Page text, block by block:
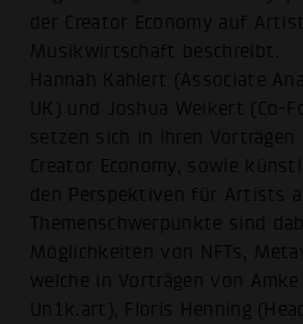
der Creator Economy auf
Musikwirtschaft beschreibt.
Hannah Kahlert (Associate
UK) und Joshua Weikert (Co-
setzen sich in ihren
Creator Economy, sowie
den Perspektiven für Artists
Themenschwerpunkte sind
Möglichkeiten von NFTs,
welche in Vorträgen von Amke
Un1k.art), Floris Henning